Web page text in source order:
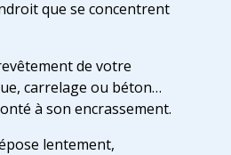
que se concentrent
de votre
carrelage ou béton…
à son encrassement.
lentement,